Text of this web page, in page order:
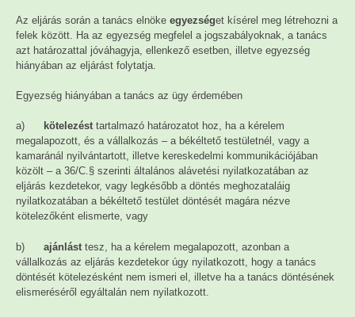
Az eljárás során a tanács elnöke egyezséget kísérel meg létrehozni a
felek között. Ha az egyezség megfelel a jogszabályoknak, a tanács
azt határozattal jóváhagyja, ellenkező esetben, illetve egyezség
hiányában az eljárást folytatja.
Egyezség hiányában a tanács az ügy érdemében
a) kötelezést tartalmazó határozatot hoz, ha a kérelem
megalapozott, és a vállalkozás – a békéltető testületnél, vagy a
kamaránál nyilvántartott, illetve kereskedelmi kommunikációjában
közölt – a 36/C.§ szerinti általános alávetési nyilatkozatában az
eljárás kezdetekor, vagy legkésőbb a döntés meghozataláig
nyilatkozatában a békéltető testület döntését magára nézve
kötelezőként elismerte, vagy
b) ajánlást tesz, ha a kérelem megalapozott, azonban a
vállalkozás az eljárás kezdetekor úgy nyilatkozott, hogy a tanács
döntését kötelezésként nem ismeri el, illetve ha a tanács döntésének
elismeréséről egyáltalán nem nyilatkozott.